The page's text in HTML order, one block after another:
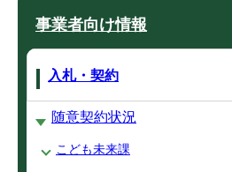
事業者向け情報
入札・契約
随意契約状況
こども未来課